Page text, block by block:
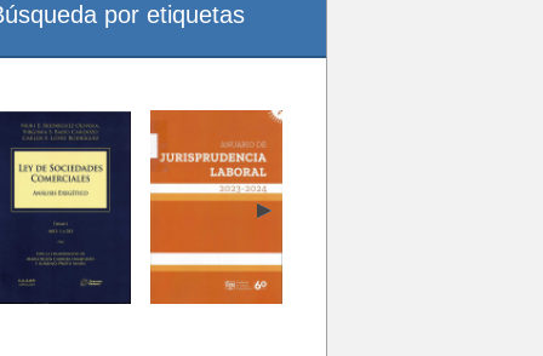
por etiquetas